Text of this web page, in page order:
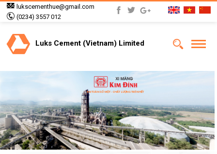
lukscementhue@gmail.com
(0234) 3557 012
Luks Cement (Vietnam) Limited
AN TOÀN SỐ MỘT - CHẤT LƯỢNG TRÊN HẾT